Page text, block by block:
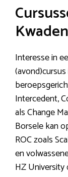
Interesse in
Intercedent,
als Change
Borsele kan
ROC zoals
en
HZ